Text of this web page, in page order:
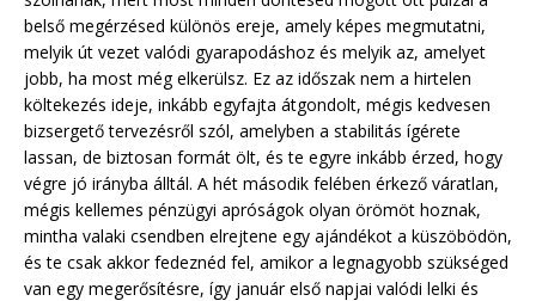
belső megérzésed különös ereje, amely képes megmutatni,
melyik út vezet valódi gyarapodáshoz és melyik az, amelyet
jobb, ha most még elkerülsz. Ez az időszak nem a hirtelen
költekezés ideje, inkább egyfajta átgondolt, mégis kedvesen
bizsergető tervezésről szól, amelyben a stabilitás ígérete
lassan, de biztosan formát ölt, és te egyre inkább érzed, hogy
végre jó irányba álltál. A hét második felében érkező váratlan,
mégis kellemes pénzügyi apróságok olyan örömöt hoznak,
mintha valaki csendben elrejtene egy ajándékot a küszöbödön,
és te csak akkor fedeznéd fel, amikor a legnagyobb szükséged
van egy megerősítésre, így január első napjai valódi lelki és